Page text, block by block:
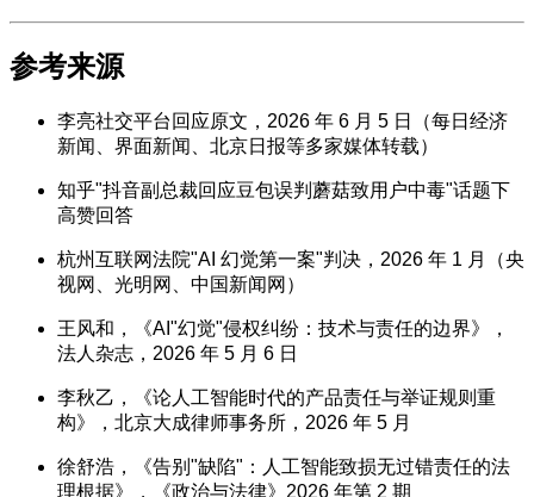
参考来源
李亮社交平台回应原文，2026 年 6 月 5 日（每日经济
新闻、界面新闻、北京日报等多家媒体转载）
知乎"抖音副总裁回应豆包误判蘑菇致用户中毒"话题下
高赞回答
杭州互联网法院"AI 幻觉第一案"判决，2026 年 1 月（央
视网、光明网、中国新闻网）
王风和，《AI"幻觉"侵权纠纷：技术与责任的边界》，
法人杂志，2026 年 5 月 6 日
李秋乙，《论人工智能时代的产品责任与举证规则重
构》，北京大成律师事务所，2026 年 5 月
徐舒浩，《告别"缺陷"：人工智能致损无过错责任的法
理根据》，《政治与法律》2026 年第 2 期